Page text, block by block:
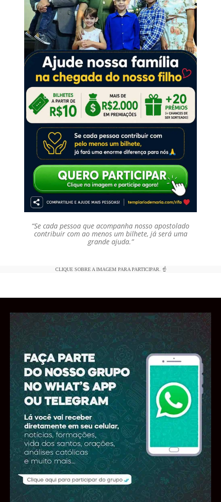
“Se cada pessoa que acompanha nosso apostolado
contribuir com ao menos um bilhete, já será uma
grande ajuda.”
CLIQUE SOBRE A IMAGEM PARA PARTICIPAR. ☝️